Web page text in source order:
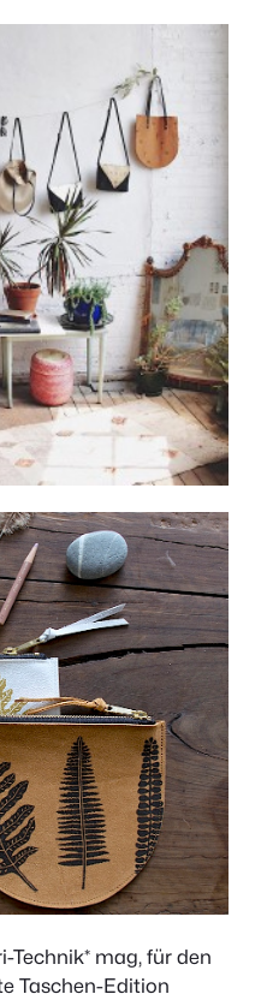
Technik* mag, für den
Taschen-Edition